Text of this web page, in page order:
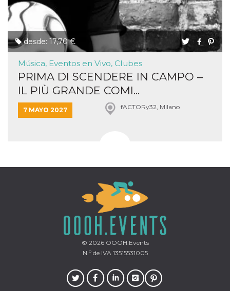
desde: 17,70 €
Música, Eventos en Vivo, Clubes
PRIMA DI SCENDERE IN CAMPO –
IL PIÙ GRANDE COMI...
7 MAYO 2027 fACTORy32, Milano
© 2026OOOH.Events
N.º de IVA 13515531005